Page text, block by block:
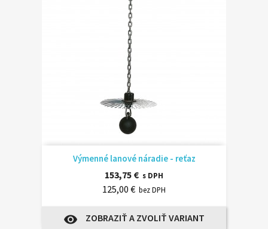
Výmenné lanové náradie - reťaz
153,75 € s DPH
125,00 € bez DPH
visibility ZOBRAZIŤ A ZVOLIŤ VARIANT